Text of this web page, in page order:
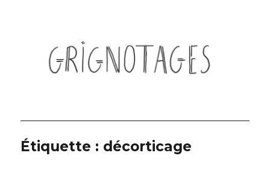
Étiquette : décorticage